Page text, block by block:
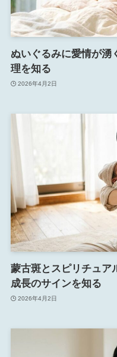
ぬいぐるみに愛情が湧
理を知る
2026年4月2日
蒙古斑とスピリチュア
成長のサインを知る
2026年4月2日